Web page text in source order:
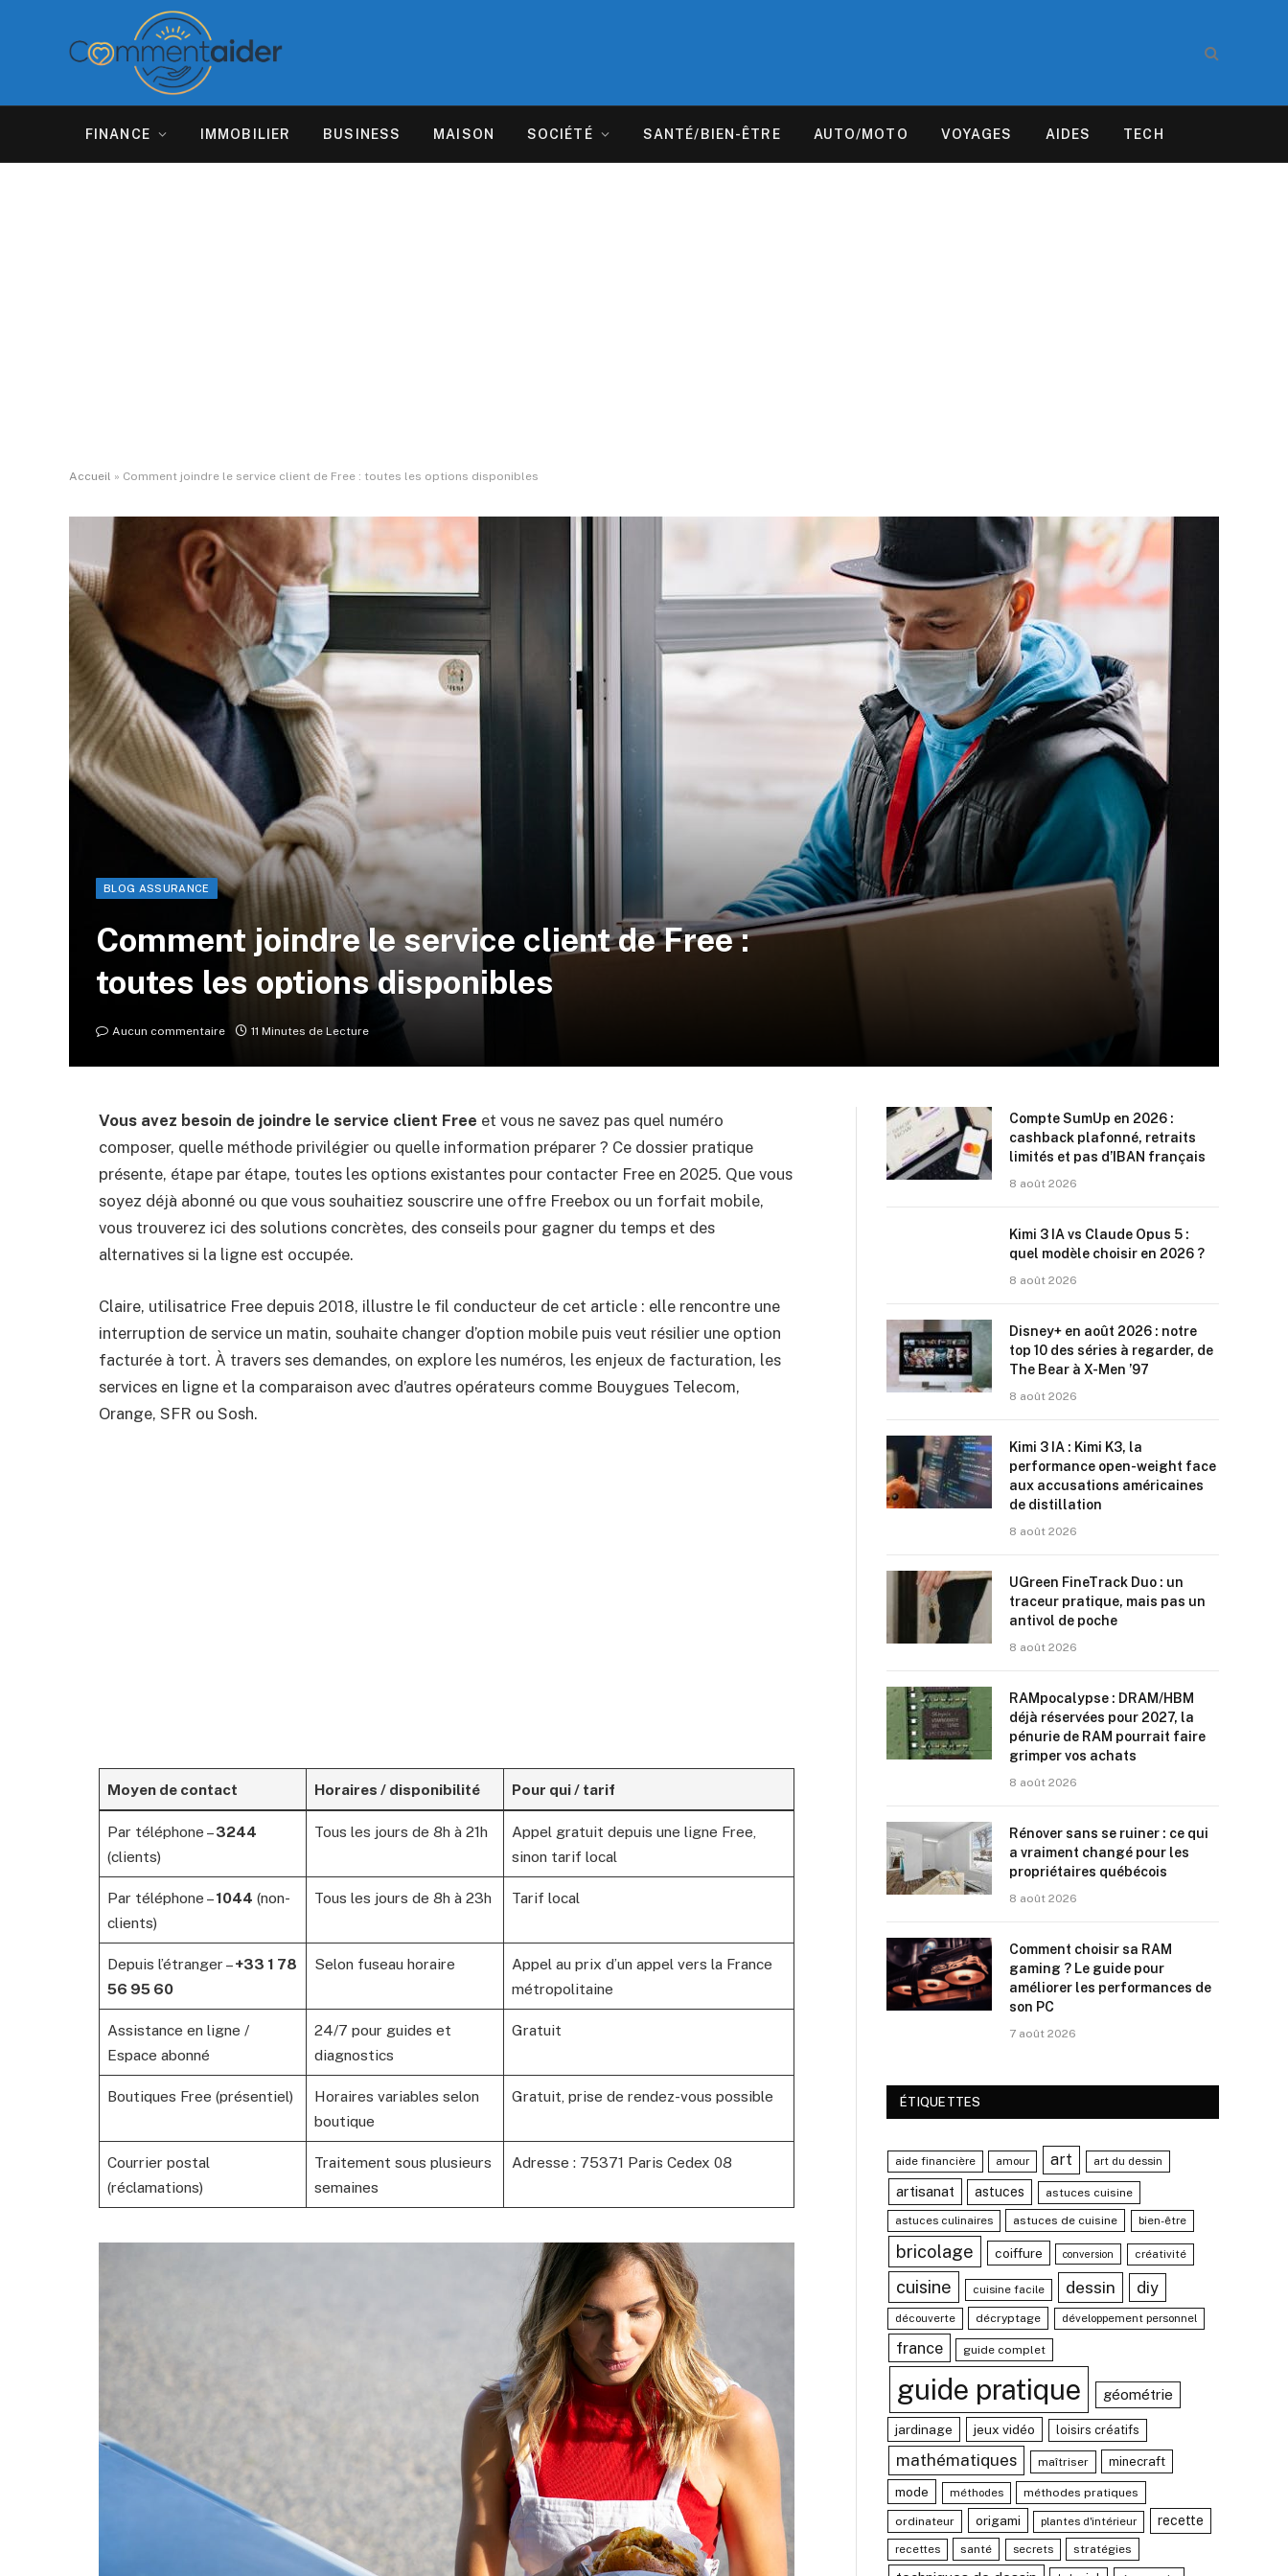
FINANCE IMMOBILIER BUSINESS MAISON SOCIÉTÉ SANTÉ/BIEN-ÊTRE AUTO/MOTO VOYAGES AIDES TECH
Accueil » Comment joindre le service client de Free : toutes les options disponibles
BLOG ASSURANCE
Comment joindre le service client de Free :
toutes les options disponibles
Aucun commentaire 11 Minutes de Lecture
Vous avez besoin de joindre le service client Free et vous ne savez pas quel numéro
composer, quelle méthode privilégier ou quelle information préparer ? Ce dossier pratique
présente, étape par étape, toutes les options existantes pour contacter Free en 2025. Que vous
soyez déjà abonné ou que vous souhaitiez souscrire une offre Freebox ou un forfait mobile,
vous trouverez ici des solutions concrètes, des conseils pour gagner du temps et des
alternatives si la ligne est occupée.
Claire, utilisatrice Free depuis 2018, illustre le fil conducteur de cet article : elle rencontre une
interruption de service un matin, souhaite changer d’option mobile puis veut résilier une option
facturée à tort. À travers ses demandes, on explore les numéros, les enjeux de facturation, les
services en ligne et la comparaison avec d’autres opérateurs comme Bouygues Telecom,
Orange, SFR ou Sosh.
Moyen de contact Horaires / disponibilité Pour qui / tarif
Par téléphone –3244
(clients)
Tous les jours de 8h à 21h
Appel gratuit depuis une ligne Free,
sinon tarif local
Par téléphone –1044 (non-
clients)
Tous les jours de 8h à 23h Tarif local
Depuis l’étranger –+33 1 78
56 95 60
Selon fuseau horaire
Appel au prix d’un appel vers la France
métropolitaine
Assistance en ligne /
Espace abonné
24/7 pour guides et
diagnostics
Gratuit
Boutiques Free (présentiel)
Horaires variables selon
boutique
Gratuit, prise de rendez-vous possible
Courrier postal
(réclamations)
Traitement sous plusieurs
semaines
Adresse : 75371 Paris Cedex 08
Compte SumUp en 2026 :
cashback plafonné, retraits
limités et pas d’IBAN français
8 août 2026
Kimi 3 IA vs Claude Opus 5 :
quel modèle choisir en 2026 ?
8 août 2026
Disney+ en août 2026 : notre
top 10 des séries à regarder, de
The Bear à X-Men ’97
8 août 2026
Kimi 3 IA : Kimi K3, la
performance open-weight face
aux accusations américaines
de distillation
8 août 2026
UGreen FineTrack Duo : un
traceur pratique, mais pas un
antivol de poche
8 août 2026
RAMpocalypse : DRAM/HBM
déjà réservées pour 2027, la
pénurie de RAM pourrait faire
grimper vos achats
8 août 2026
Rénover sans se ruiner : ce qui
a vraiment changé pour les
propriétaires québécois
8 août 2026
Comment choisir sa RAM
gaming ? Le guide pour
améliorer les performances de
son PC
7 août 2026
ÉTIQUETTES
aide financière amour art art du dessin
artisanat astuces astuces cuisine
astuces culinaires astuces de cuisine bien-être
bricolage coiffure conversion créativité
cuisine cuisine facile dessin diy
découverte décryptage développement personnel
france guide complet
guide pratique géométrie
jardinage jeux vidéo loisirs créatifs
mathématiques maîtriser minecraft
mode méthodes méthodes pratiques
ordinateur origami plantes d'intérieur recette
recettes santé secrets stratégies